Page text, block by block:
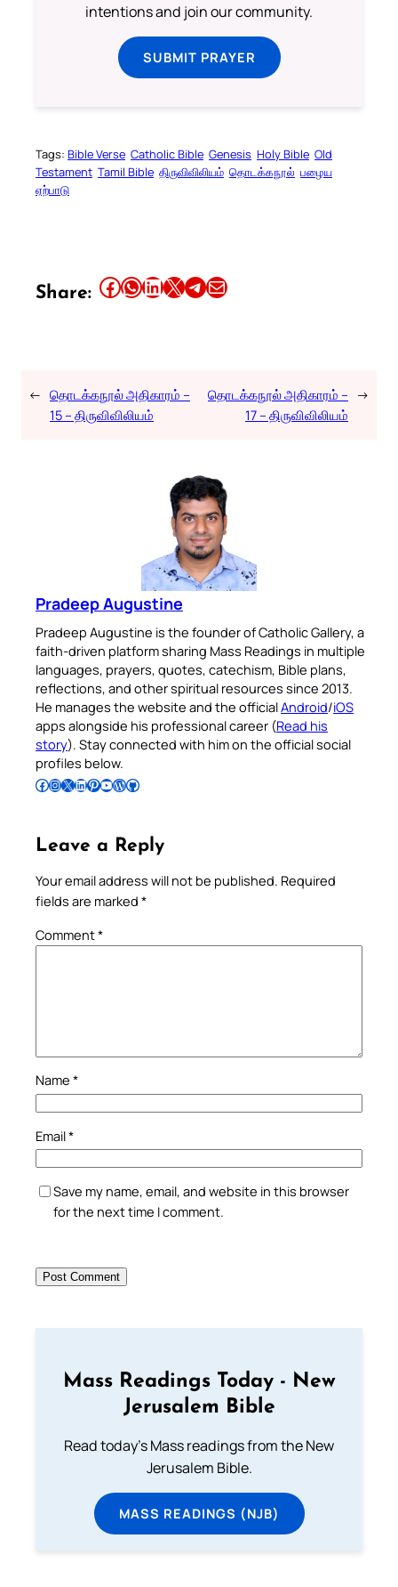
intentions and join our community.
SUBMIT PRAYER
Tags: Bible Verse Catholic Bible Genesis Holy Bible Old
Testament Tamil Bible திருவிவிலியம் தொடக்கநூல் பழைய
ஏற்பாடு
Share: Share this article on Facebook Share this article on WhatsApp Share this article on LinkedIn Share this article on X Share this article on TelegramEmail this Article
← தொடக்கநூல் அதிகாரம் –
15 – திருவிவிலியம்
தொடக்கநூல் அதிகாரம் –
17 – திருவிவிலியம்
→
Pradeep Augustine
Pradeep Augustine is the founder of Catholic Gallery, a
faith-driven platform sharing Mass Readings in multiple
languages, prayers, quotes, catechism, Bible plans,
reflections, and other spiritual resources since 2013.
He manages the website and the officialAndroid/iOS
apps alongside his professional career (Read his
story). Stay connected with him on the official social
profiles below.
Follow Pradeep on Facebook Follow Pradeep on InstagramFollow Pradeep on X Follow Pradeep on LinkedIn Follow Pradeep on Pinterest Subscribe to Pradeep’s Youtube Channel Follow Pradeep on WordPress Follow Pradeep on GitHub
Leave a Reply
Your email address will not be published. Required
fields are marked *
Comment*
Name *
Email*
Save my name, email, and website in this browser
for the next time I comment.
Mass Readings Today - New
Jerusalem Bible
Read today's Mass readings from the New
Jerusalem Bible.
MASS READINGS (NJB)